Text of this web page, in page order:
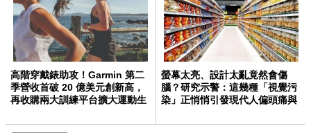
高階穿戴錶助攻！Garmin 第二
季營收首破 20 億美元創新高，
再收購兩大訓練平台擴大運動生
螢幕太亮、設計太亂竟然會傷
腦？研究示警：這幾種「視覺污
染」正悄悄引發現代人偏頭痛與